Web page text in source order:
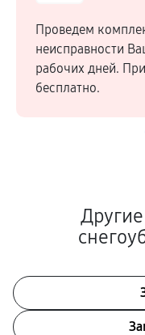
Проведем
неисправности
рабочих дней.
бесплатно.